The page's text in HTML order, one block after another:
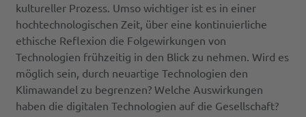
kultureller Prozess. Umso wichtiger ist es in einer
hochtechnologischen Zeit, über eine kontinuierliche
ethische Reflexion die Folgewirkungen von
Technologien frühzeitig in den Blick zu nehmen. Wird es
möglich sein, durch neuartige Technologien den
Klimawandel zu begrenzen? Welche Auswirkungen
haben die digitalen Technologien auf die Gesellschaft?